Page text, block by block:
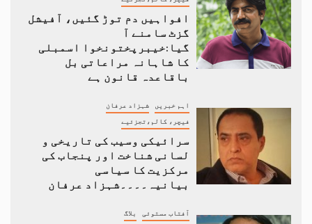
افواہیں دم توڑ گئیں، آفیشل
گزٹ سامنے آ
گیا:خیبرپختونخوا اسمبلی
کا شاہانہ مراعاتی بل
باقاعدہ قانون ہے
اہم خبریں شہزاد عرفان
فیچر، کالم،تجزئیے
سرائیکی وسیب کی تاریخی و
لسانی شناخت اور پنجاب کی
مرکزیت کا سیاسی
بیانیہ۔۔۔۔شہزاد عرفان
آفتاب مستوئی بلاگ